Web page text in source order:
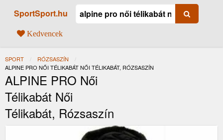
SportSport.hu
Kedvencek
SPORT
RÓZSASZÍN
JELENLEGI:
ALPINE PRO NŐI TÉLIKABÁT NŐI TÉLIKABÁT, RÓZSASZÍN
ALPINE PRO Női
Télikabát Női
Télikabát, Rózsaszín